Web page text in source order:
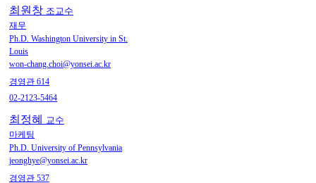
최원창 조교수
재무
Ph.D. Washington University in St.
Louis
won-chang.choi@yonsei.ac.kr
경영관 614
02-2123-5464
최정혜 교수
마케팅
Ph.D. University of Pennsylvania
jeonghye@yonsei.ac.kr
경영관 537